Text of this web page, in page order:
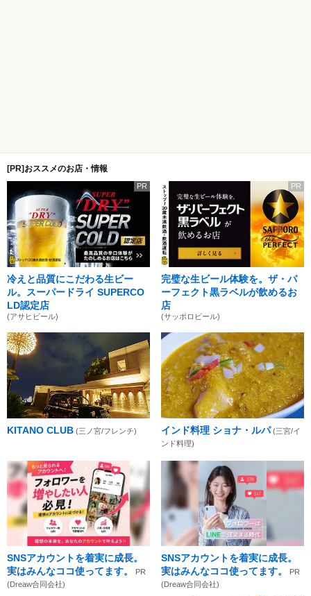
[PR]おススメのお店・情報
PR
冷えと品質にこだわる生ビー
ル。スーパードライ SUPERCO
LD認定店
(アサヒビール)
PR
完璧な生ビール体験を。ザ・パ
ーフェクト黒ラベルが飲めるお
店
(サッポロビール)
KITANO CLUB (三ノ宮/フレンチ) インド料理 ショナ・ルパ (三宮/イ
ンド料理)
SNSアカウントを着実に成長。
実はみんなココ使ってます。
PR
(Dreaw合同会社)
SNSアカウントを着実に成長。
実はみんなココ使ってます。
PR
(Dreaw合同会社)